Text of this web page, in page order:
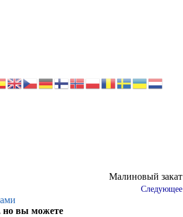
Малиновый закат
Следующее
но вы можете